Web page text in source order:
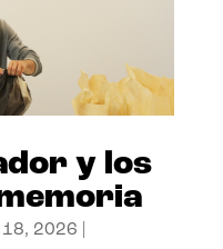
y los
18, 2026